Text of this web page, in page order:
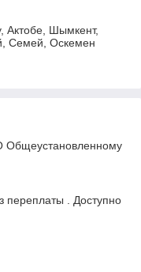
Актобе, Шымкент,
Семей, Оскемен
Общеустановленному
. Доступно